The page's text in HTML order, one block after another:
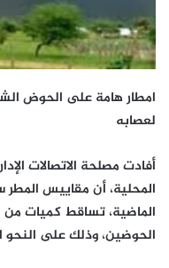
امطار هامة على الحوض
لعصابه
أفادت مصلحة الاتصالات
المحلية، أن مقاييس
الماضية، تساقط كميات
الحوضين، وذلك على النحو